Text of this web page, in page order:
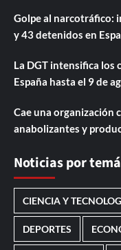
Golpe al narcotráfico:
y 43 detenidos en
La DGT intensifica los
España hasta el 9 de
Cae una organización
anabolizantes y
Noticias por
CIENCIA Y
DEPORTES